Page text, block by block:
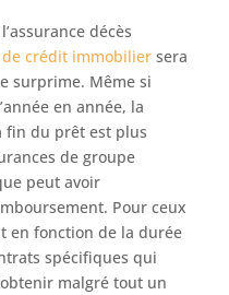
décès
de crédit immobilier sera
surprime. Même si
en année, la
fin du prêt est plus
de groupe
peut avoir
Pour ceux
en fonction de la durée
spécifiques qui
malgré tout un